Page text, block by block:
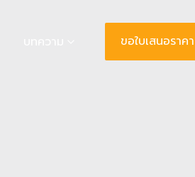
ขอใบเสนอราคา